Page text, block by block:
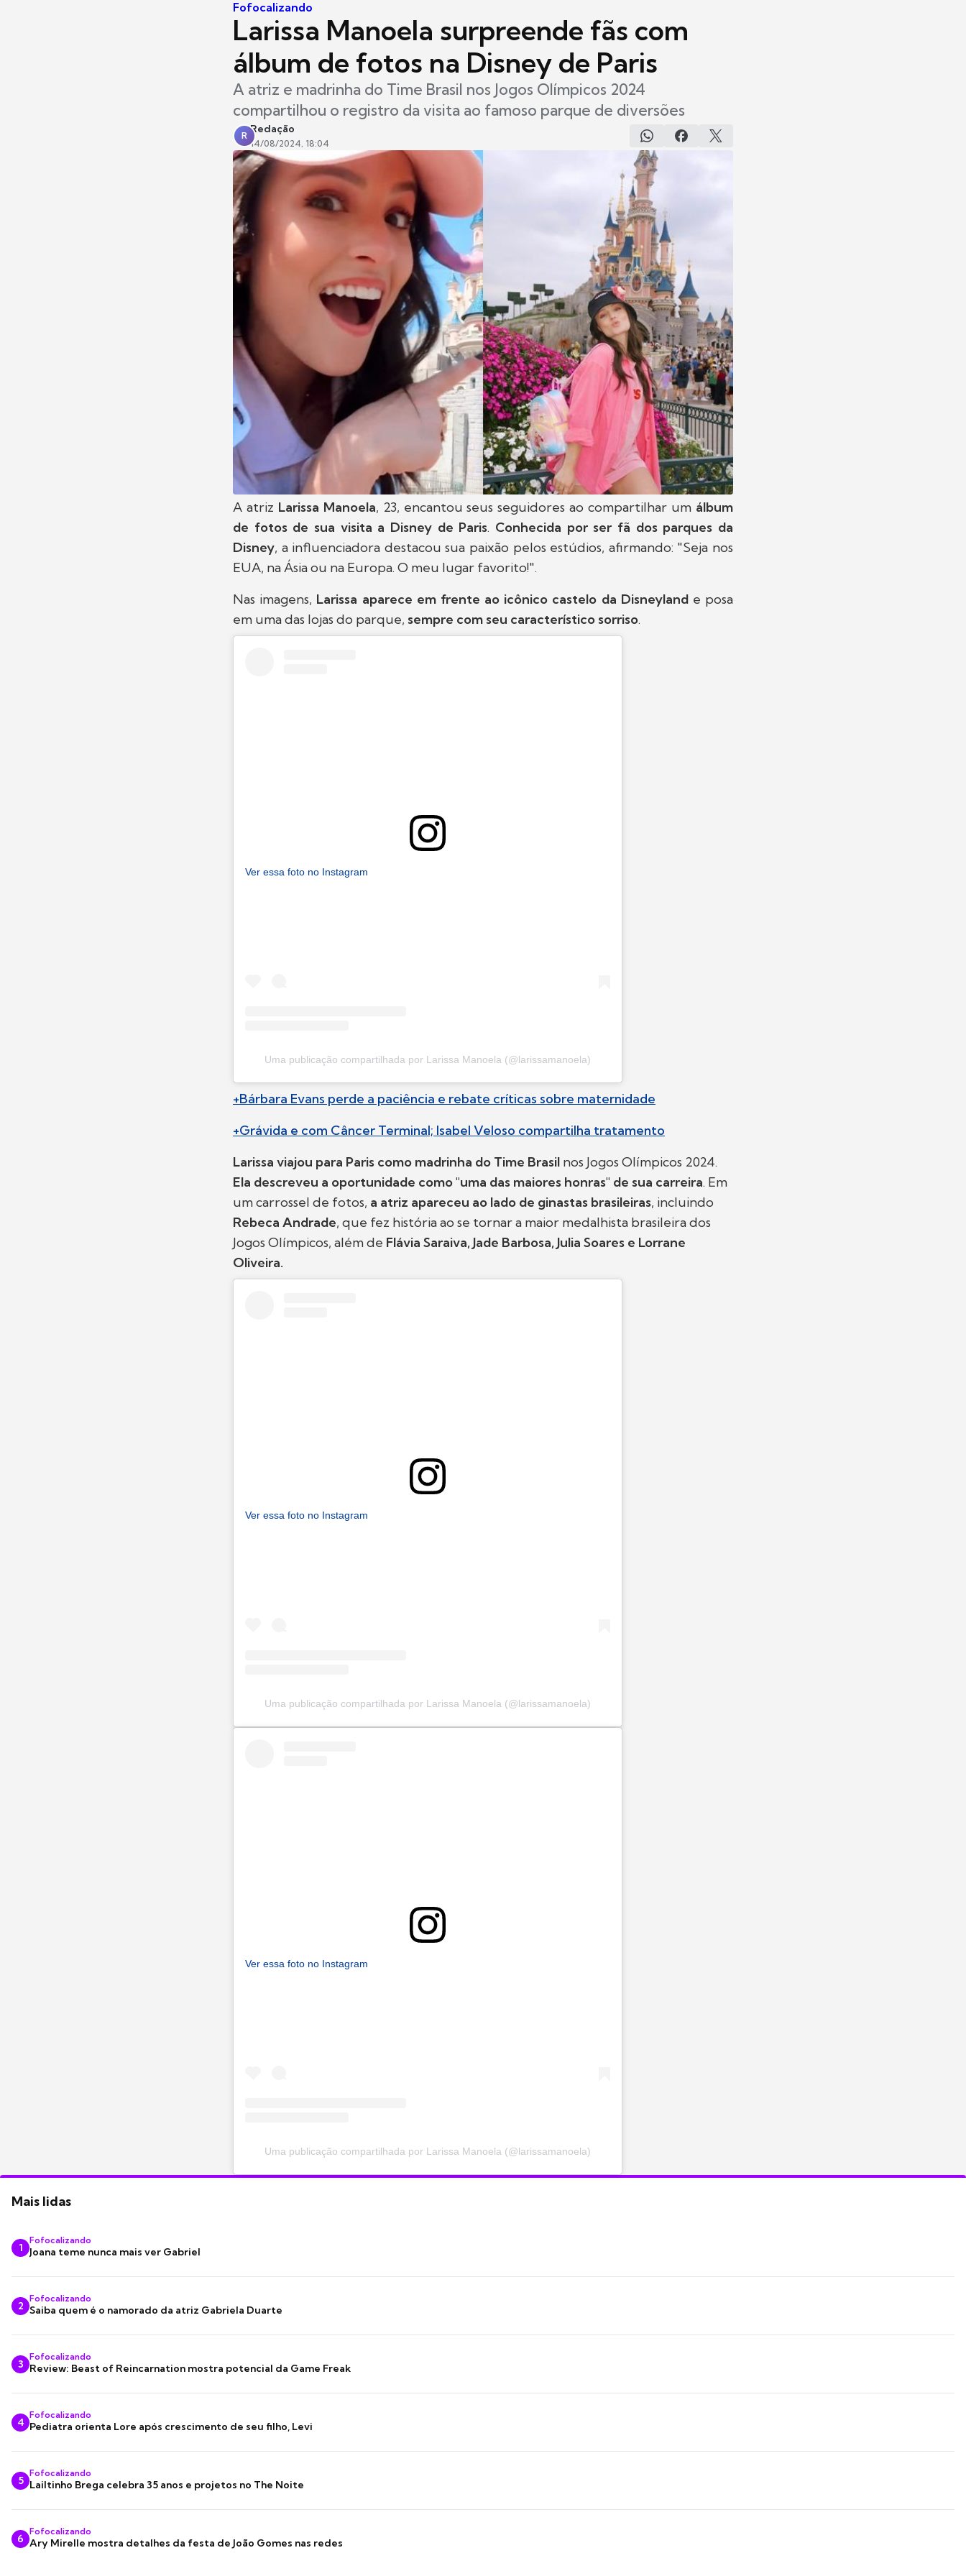
Fofocalizando
Larissa Manoela surpreende fãs com
álbum de fotos na Disney de Paris
A atriz e madrinha do Time Brasil nos Jogos Olímpicos 2024
compartilhou o registro da visita ao famoso parque de diversões
R
Redação
14/08/2024, 18:04
A atriz Larissa Manoela, 23, encantou seus seguidores ao compartilhar um álbum
de fotos de sua visita a Disney de Paris. Conhecida por ser fã dos parques da
Disney, a influenciadora destacou sua paixão pelos estúdios, afirmando: "Seja nos
EUA, na Ásia ou na Europa. O meu lugar favorito!".
Nas imagens, Larissa aparece em frente ao icônico castelo da Disneylande posa
em uma das lojas do parque, sempre com seu característico sorriso.
Ver essa foto no Instagram
Uma publicação compartilhada por Larissa Manoela (@larissamanoela)
+Bárbara Evans perde a paciência e rebate críticas sobre maternidade
+Grávida e com Câncer Terminal; Isabel Veloso compartilha tratamento
Larissa viajou para Paris como madrinha do Time Brasil nos Jogos Olímpicos 2024.
Ela descreveu a oportunidade como "uma das maiores honras" de sua carreira. Em
um carrossel de fotos, a atriz apareceu ao lado de ginastas brasileiras, incluindo
Rebeca Andrade, que fez história ao se tornar a maior medalhista brasileira dos
Jogos Olímpicos, além de Flávia Saraiva, Jade Barbosa, Julia Soares e Lorrane
Oliveira.
Ver essa foto no Instagram
Uma publicação compartilhada por Larissa Manoela (@larissamanoela)
Ver essa foto no Instagram
Uma publicação compartilhada por Larissa Manoela (@larissamanoela)
Mais lidas
1
Fofocalizando
Joana teme nunca mais ver Gabriel
2
Fofocalizando
Saiba quem é o namorado da atriz Gabriela Duarte
3
Fofocalizando
Review: Beast of Reincarnation mostra potencial da Game Freak
4
Fofocalizando
Pediatra orienta Lore após crescimento de seu filho, Levi
5
Fofocalizando
Lailtinho Brega celebra 35 anos e projetos no The Noite
6
Fofocalizando
Ary Mirelle mostra detalhes da festa de João Gomes nas redes